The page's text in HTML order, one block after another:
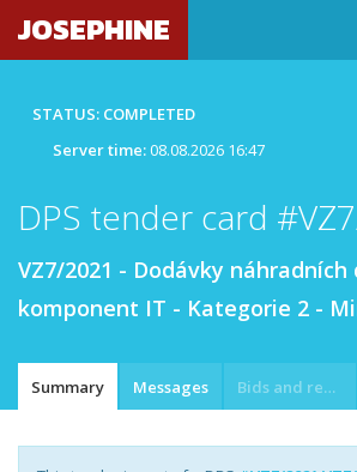
JOSEPHINE
STATUS: COMPLETED
Server time:08.08.2026 16:47
DPS tender card
VZ7/2021 - Dodávky náhradních
komponent IT - Kategorie 2 -
Summary Messages Bids and requests